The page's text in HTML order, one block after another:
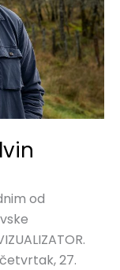
od
27.